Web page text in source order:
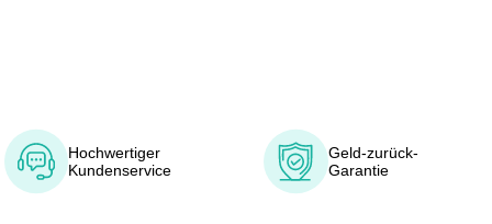
Hochwertiger
Kundenservice
Geld-zurück-
Garantie